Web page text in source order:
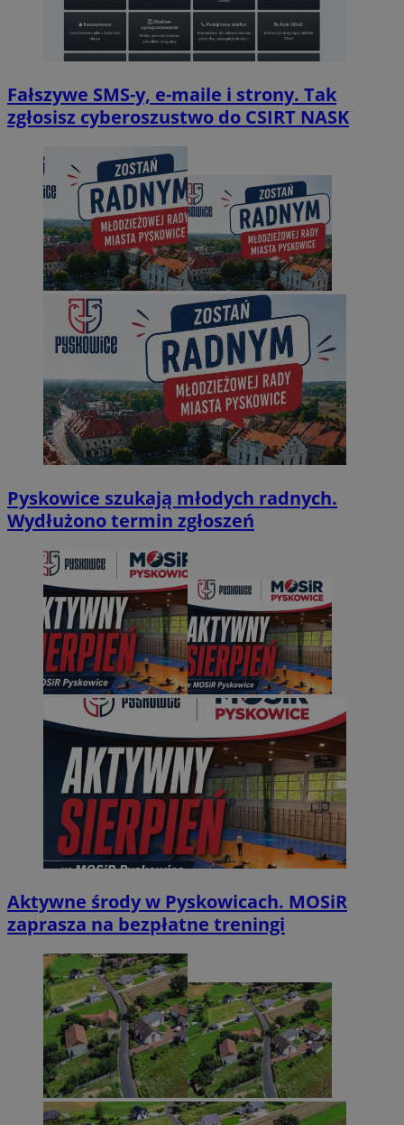
Fałszywe SMS-y, e-maile i strony. Tak
zgłosisz cyberoszustwo do CSIRT NASK
Pyskowice szukają młodych radnych.
Wydłużono termin zgłoszeń
Aktywne środy w Pyskowicach. MOSiR
zaprasza na bezpłatne treningi